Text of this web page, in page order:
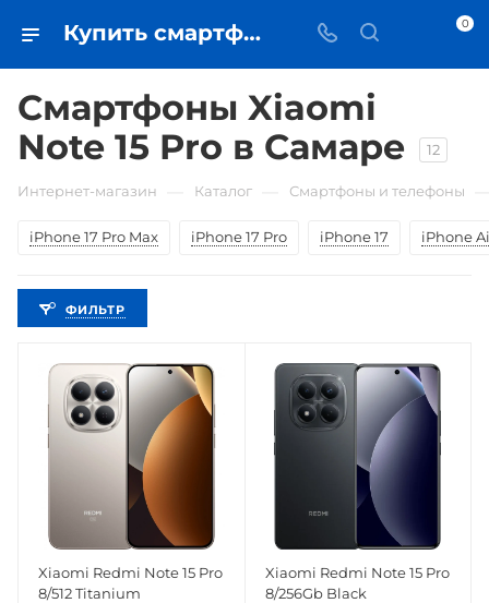
Купить смартфоны Xiaomi Note 15 Pro в Самаре - цена в iЧехол 0
Смартфоны Xiaomi
Note 15 Pro в Самаре
12
Интернет-магазин Каталог Смартфоны и телефоны
iPhone 17 Pro Max iPhone 17 Pro iPhone 17 iPhone
ФИЛЬТР
Xiaomi Redmi Note 15 Pro
8/512 Titanium
Xiaomi Redmi Note 15 Pro
8/256Gb Black